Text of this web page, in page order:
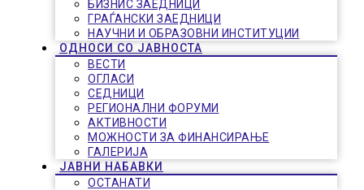
БИЗНИС ЗАЕДНИЦИ
ГРАЃАНСКИ ЗАЕДНИЦИ
НАУЧНИ И ОБРАЗОВНИ ИНСТИТУЦИИ
ОДНОСИ СО ЈАВНОСТА
ВЕСТИ
ОГЛАСИ
СЕДНИЦИ
РЕГИОНАЛНИ ФОРУМИ
АКТИВНОСТИ
МОЖНОСТИ ЗА ФИНАНСИРАЊЕ
ГАЛЕРИЈА
ЈАВНИ НАБАВКИ
ОСТАНАТИ